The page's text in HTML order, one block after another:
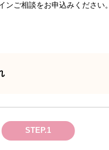
ンご相談をお申込みください。